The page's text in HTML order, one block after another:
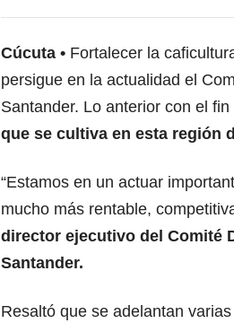
Cúcuta
Fortalecer la
persigue en la actualidad el
Santander. Lo anterior con el fin
que se cultiva en esta región
“Estamos en un actuar
mucho más rentable,
director ejecutivo del Comité
Santander.
Resaltó que se adelantan